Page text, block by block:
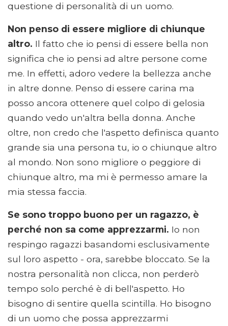
questione di personalità di un uomo.
Non penso di essere migliore di chiunque
altro. Il fatto che io pensi di essere bella non
significa che io pensi ad altre persone come
me. In effetti, adoro vedere la bellezza anche
in altre donne. Penso di essere carina ma
posso ancora ottenere quel colpo di gelosia
quando vedo un'altra bella donna. Anche
oltre, non credo che l'aspetto definisca quanto
grande sia una persona tu, io o chiunque altro
al mondo. Non sono migliore o peggiore di
chiunque altro, ma mi è permesso amare la
mia stessa faccia.
Se sono troppo buono per un ragazzo, è
perché non sa come apprezzarmi. Io non
respingo ragazzi basandomi esclusivamente
sul loro aspetto - ora, sarebbe bloccato. Se la
nostra personalità non clicca, non perderò
tempo solo perché è di bell'aspetto. Ho
bisogno di sentire quella scintilla. Ho bisogno
di un uomo che possa apprezzarmi